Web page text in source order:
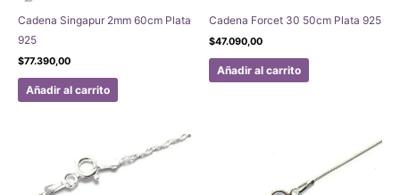
Cadena Singapur 2mm 60cm Plata
925
$77.390,00
Añadir al carrito
Cadena Forcet 30 50cm Plata 925
$47.090,00
Añadir al carrito